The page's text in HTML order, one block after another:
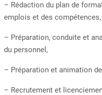
– Rédaction du plan de
emplois et des compétences,
– Préparation, conduite et
du personnel,
– Préparation et animation
– Recrutement et